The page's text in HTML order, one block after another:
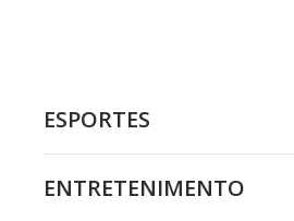
ESPORTES
ENTRETENIMENTO